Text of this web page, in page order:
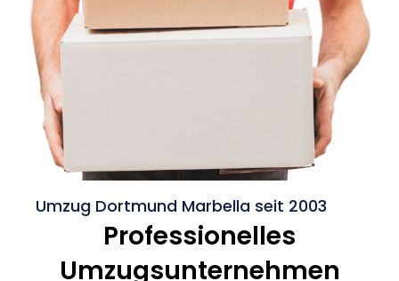
Umzug Dortmund Marbella seit 2003
Professionelles
Umzugsunternehmen